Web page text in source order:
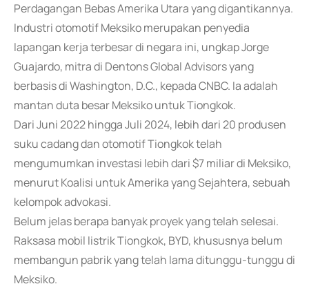
Perdagangan Bebas Amerika Utara yang digantikannya.
Industri otomotif Meksiko merupakan penyedia
lapangan kerja terbesar di negara ini, ungkap Jorge
Guajardo, mitra di Dentons Global Advisors yang
berbasis di Washington, D.C., kepada CNBC. Ia adalah
mantan duta besar Meksiko untuk Tiongkok.
Dari Juni 2022 hingga Juli 2024, lebih dari 20 produsen
suku cadang dan otomotif Tiongkok telah
mengumumkan investasi lebih dari $7 miliar di Meksiko,
menurut Koalisi untuk Amerika yang Sejahtera, sebuah
kelompok advokasi.
Belum jelas berapa banyak proyek yang telah selesai.
Raksasa mobil listrik Tiongkok, BYD, khususnya belum
membangun pabrik yang telah lama ditunggu-tunggu di
Meksiko.